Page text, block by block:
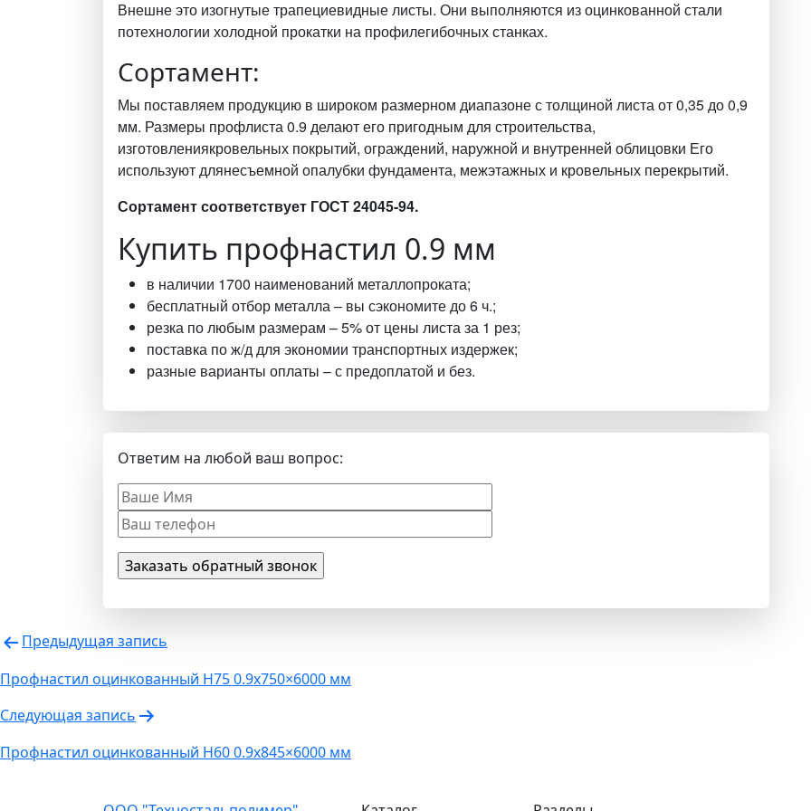
Внешне это изогнутые трапециевидные листы. Они выполняются из оцинкованной стали
потехнологии холодной прокатки на профилегибочных станках.
Сортамент:
Мы поставляем продукцию в широком размерном диапазоне с толщиной листа от 0,35 до 0,9
мм. Размеры профлиста 0.9 делают его пригодным для строительства,
изготовлениякровельных покрытий, ограждений, наружной и внутренней облицовки Его
используют длянесъемной опалубки фундамента, межэтажных и кровельных перекрытий.
Сортамент соответствует ГОСТ 24045-94.
Купить профнастил 0.9 мм
в наличии 1700 наименований металлопроката;
бесплатный отбор металла – вы сэкономите до 6 ч.;
резка по любым размерам – 5% от цены листа за 1 рез;
поставка по ж/д для экономии транспортных издержек;
разные варианты оплаты – с предоплатой и без.
Ответим на любой ваш вопрос:
Навигация
по
записям
Предыдущая запись
Профнастил оцинкованный Н75 0.9х750×6000 мм
Следующая запись
Профнастил оцинкованный Н60 0.9х845×6000 мм